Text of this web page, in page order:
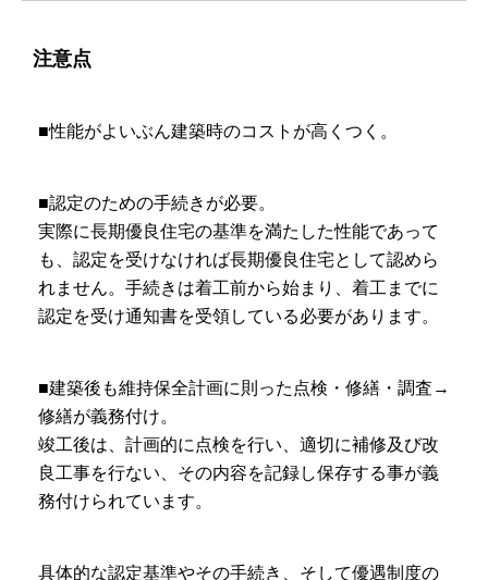
注意点
■性能がよいぶん建築時のコストが高くつく。
■認定のための手続きが必要。
実際に長期優良住宅の基準を満たした性能であって
も、認定を受けなければ長期優良住宅として認めら
れません。手続きは着工前から始まり、着工までに
認定を受け通知書を受領している必要があります。
■建築後も維持保全計画に則った点検・修繕・調査→
修繕が義務付け。
竣工後は、計画的に点検を行い、適切に補修及び改
良工事を行ない、その内容を記録し保存する事が義
務付けられています。
具体的な認定基準やその手続き、そして優遇制度の